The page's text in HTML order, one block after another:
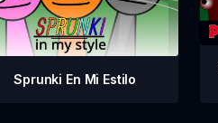
Sprunki En Mi Estilo